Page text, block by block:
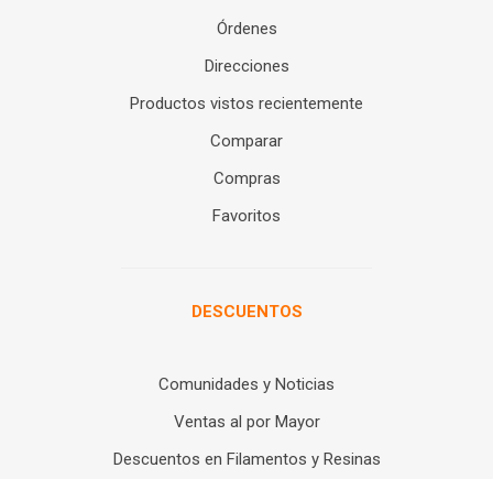
Órdenes
Direcciones
Productos vistos recientemente
Comparar
Compras
Favoritos
DESCUENTOS
Comunidades y Noticias
Ventas al por Mayor
Descuentos en Filamentos y Resinas